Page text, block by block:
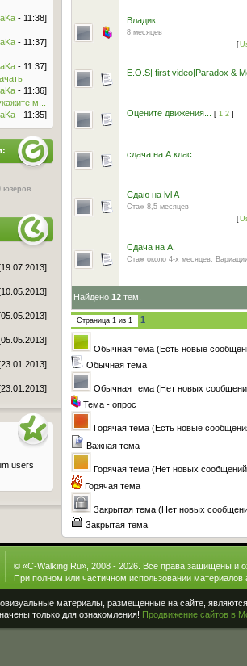
Владик
8 месяцев
[
E.O.S| first video|Paradox &
Оцените движения... [ 1 2 ]
сдача на А клас
Сдаю на lvl A
Стаж 8,5 месяцев
[
Сдача на А.
Стаж около 4-х месяцев.
Найдено 12 тем.
Страница 1 из 1 1
Обычная тема (Есть новые
Обычная тема
Обычная тема (Нет новых
Тема - опрос
Горячая тема (Есть новые
Важная тема
Горячая тема (Нет новых
Горячая тема
Закрытая тема (Нет новых
Закрытая тема
- 11:38]
- 11:37]
- 11:37]
- 11:36]
м...
- 11:35]
юзеров
users
© «C-Walking.Ru», 2008 - 2026. Все права защищены и
При полном или частичном использовании материалов
материалы, размещенные на сайте,
только для ознакомления! Продвижение сайтов в